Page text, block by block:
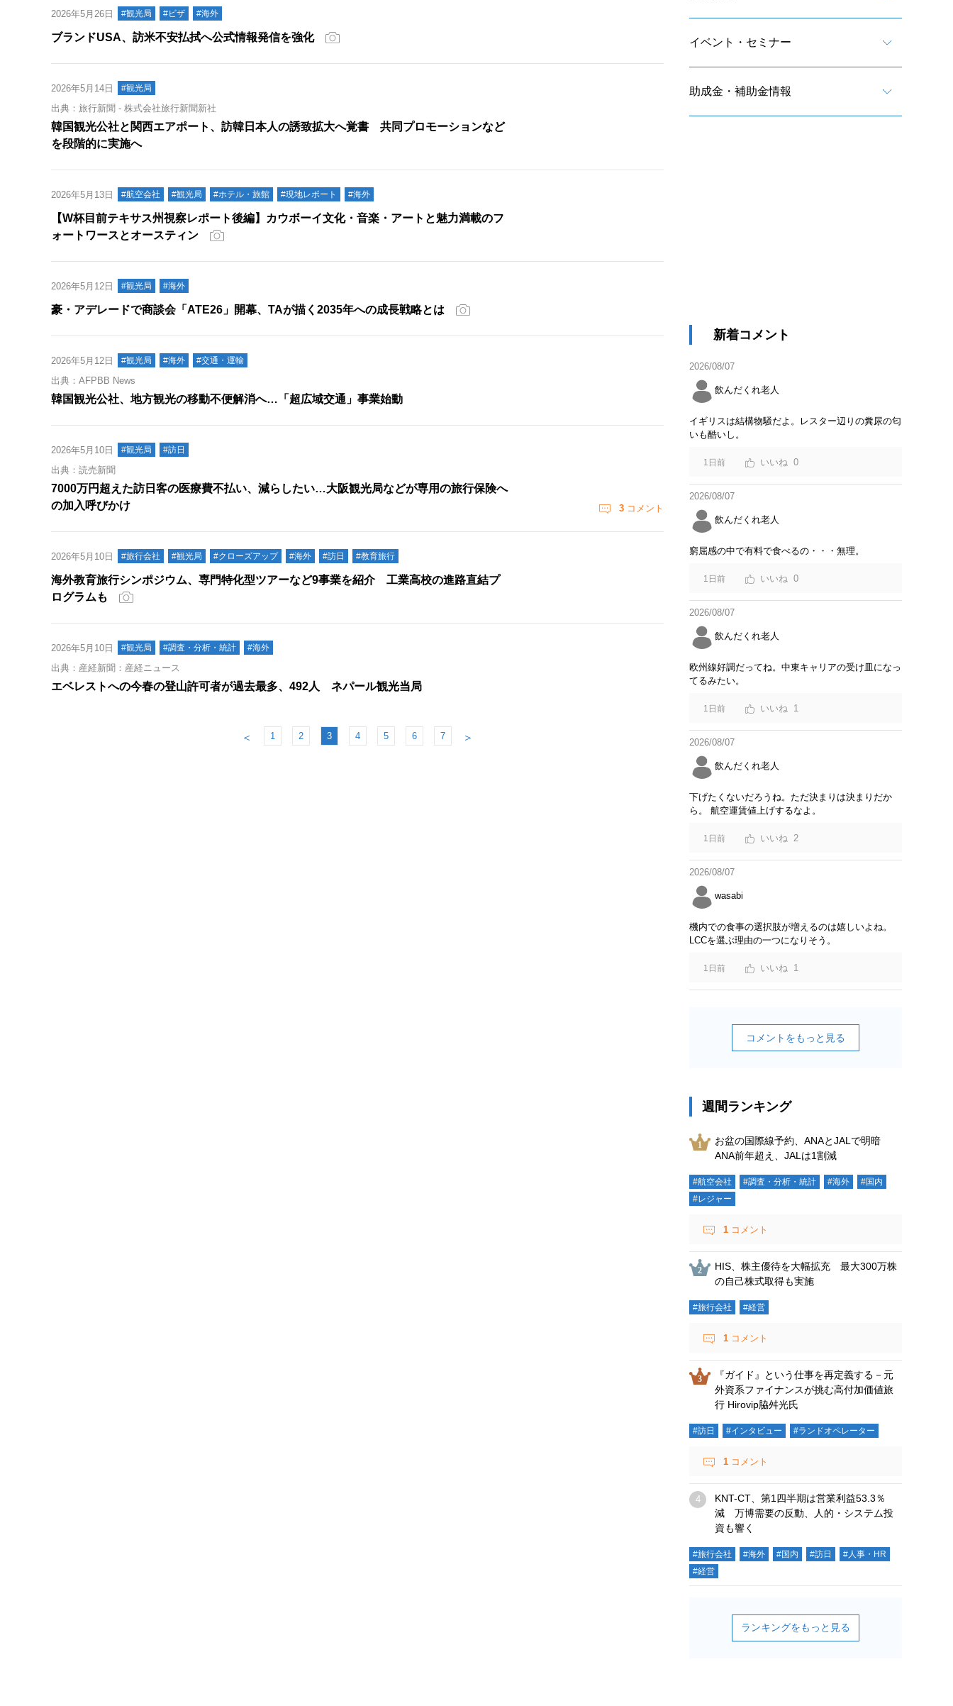
2026年5月26日 #観光局 #ビザ #海外
ブランドUSA、訪米不安払拭へ公式情報発信を強化
2026年5月14日 #観光局
出典：旅行新聞 - 株式会社旅行新聞新社
韓国観光公社と関西エアポート、訪韓日本人の誘致拡大へ覚書 共同プロモーションなど
を段階的に実施へ
2026年5月13日 #航空会社 #観光局 #ホテル・旅館 #現地レポート #海外
【W杯目前テキサス州視察レポート後編】カウボーイ文化・音楽・アートと魅力満載のフ
ォートワースとオースティン
2026年5月12日 #観光局 #海外
豪・アデレードで商談会「ATE26」開幕、TAが描く2035年への成長戦略とは
2026年5月12日 #観光局 #海外 #交通・運輸
出典：AFPBB News
韓国観光公社、地方観光の移動不便解消へ…「超広域交通」事業始動
2026年5月10日 #観光局 #訪日
出典：読売新聞
7000万円超えた訪日客の医療費不払い、減らしたい…大阪観光局などが専用の旅行保険へ
の加入呼びかけ
3 コメント
2026年5月10日 #旅行会社 #観光局 #クローズアップ #海外 #訪日 #教育旅行
海外教育旅行シンポジウム、専門特化型ツアーなど9事業を紹介 工業高校の進路直結プ
ログラムも
2026年5月10日 #観光局 #調査・分析・統計 #海外
出典：産経新聞：産経ニュース
エベレストへの今春の登山許可者が過去最多、492人 ネパール観光当局
＜ 1 2 3 4 5 6 7 ＞
イベント・セミナー
助成金・補助金情報
新着コメント
2026/08/07
飲んだくれ老人
イギリスは結構物騒だよ。レスター辺りの糞尿の匂
いも酷いし。
1日前 0
2026/08/07
飲んだくれ老人
窮屈感の中で有料で食べるの・・・無理。
1日前 0
2026/08/07
飲んだくれ老人
欧州線好調だってね。中東キャリアの受け皿になっ
てるみたい。
1日前 1
2026/08/07
飲んだくれ老人
下げたくないだろうね。ただ決まりは決まりだか
ら。 航空運賃値上げするなよ。
1日前 2
2026/08/07
wasabi
機内での食事の選択肢が増えるのは嬉しいよね。
LCCを選ぶ理由の一つになりそう。
1日前 1
コメントをもっと見る
週間ランキング
お盆の国際線予約、ANAとJALで明暗
ANA前年超え、JALは1割減
#航空会社 #調査・分析・統計 #海外
#国内
#レジャー
1 コメント
HIS、株主優待を大幅拡充 最大300万株
の自己株式取得も実施
#旅行会社 #経営
1 コメント
『ガイド』という仕事を再定義する－元
外資系ファイナンスが挑む高付加価値旅
行 Hirovip脇舛光氏
#訪日 #インタビュー #ランドオペレーター
1 コメント
KNT-CT、第1四半期は営業利益53.3％
減 万博需要の反動、人的・システム投
資も響く
#旅行会社 #海外 #国内 #訪日
#人事・HR
#経営